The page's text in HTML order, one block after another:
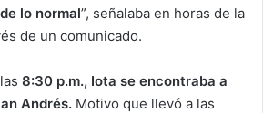
lo normal”, señalaba en horas de la
de un comunicado.
8:30 p.m., Iota se encontraba a
Andrés. Motivo que llevó a las